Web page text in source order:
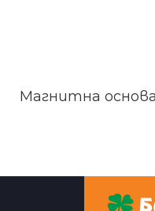
Магнитна основа